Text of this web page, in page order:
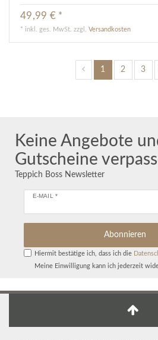
49,99 € *
* inkl. ges. MwSt. zzgl.Versandkosten
1 2 3
Keine Angebote
Gutscheine
Teppich Boss Newsletter
E-MAIL *
Abonnieren
Hiermit bestätige ich, dass ich die
Meine Einwilligung kann ich jederzeit